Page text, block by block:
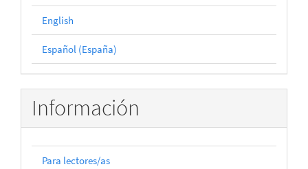
English
Español (España)
Información
Para lectores/as